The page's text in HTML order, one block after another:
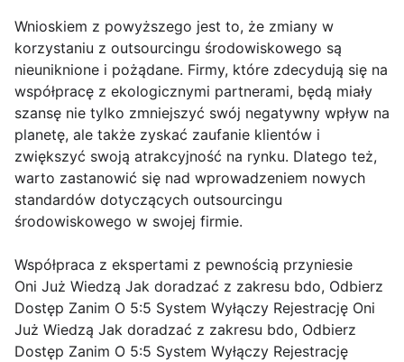
Wnioskiem z powyższego jest to, że zmiany w
korzystaniu z outsourcingu środowiskowego są
nieuniknione i pożądane. Firmy, które zdecydują się na
współpracę z ekologicznymi partnerami, będą miały
szansę nie tylko zmniejszyć swój negatywny wpływ na
planetę, ale także zyskać zaufanie klientów i
zwiększyć swoją atrakcyjność na rynku. Dlatego też,
warto zastanowić się nad wprowadzeniem nowych
standardów dotyczących outsourcingu
środowiskowego w swojej firmie.
Współpraca z ekspertami z pewnością przyniesie
Oni Już Wiedzą Jak doradzać z zakresu bdo, Odbierz
Dostęp Zanim O 5:5 System Wyłączy Rejestrację Oni
Już Wiedzą Jak doradzać z zakresu bdo, Odbierz
Dostęp Zanim O 5:5 System Wyłączy Rejestrację